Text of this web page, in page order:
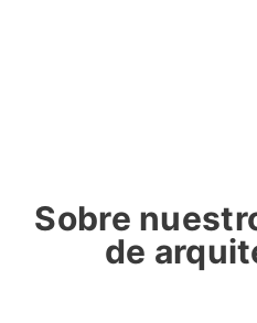
Sobre
de